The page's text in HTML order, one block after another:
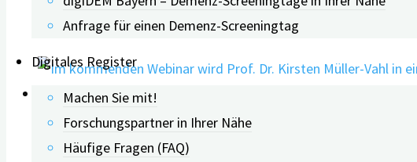
Anfrage für einen Demenz-Screeningtag
Digitales Register
Machen Sie mit!
Forschungspartner in Ihrer Nähe
Häufige Fragen (FAQ)
05.06.2020